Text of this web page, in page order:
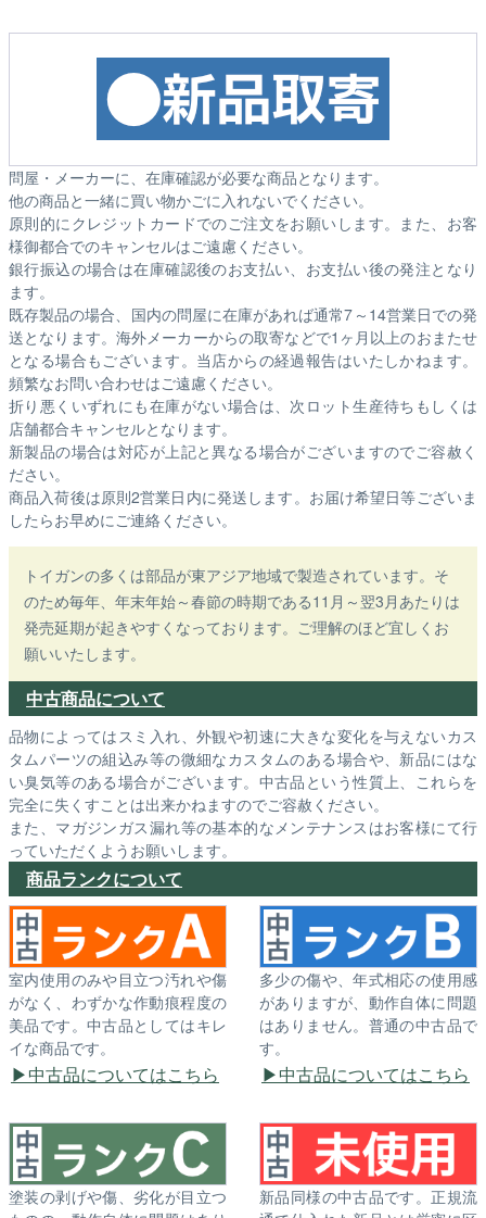
問屋・メーカーに、在庫確認が必要な商品となります。
他の商品と一緒に買い物かごに入れないでください。
原則的にクレジットカードでのご注文をお願いします。また、お客
様御都合でのキャンセルはご遠慮ください。
銀行振込の場合は在庫確認後のお支払い、お支払い後の発注となり
ます。
既存製品の場合、国内の問屋に在庫があれば通常7～14営業日での発
送となります。海外メーカーからの取寄などで1ヶ月以上のおまたせ
となる場合もございます。 当店からの経過報告はいたしかねます。
頻繁なお問い合わせはご遠慮ください。
折り悪くいずれにも在庫がない場合は、次ロット生産待ちもしくは
店舗都合キャンセルとなります。
新製品の場合は対応が上記と異なる場合がございますのでご容赦く
ださい。
商品入荷後は原則2営業日内に発送します。お届け希望日等ございま
したらお早めにご連絡ください。
トイガンの多くは部品が東アジア地域で製造されています。そ
のため毎年、年末年始～春節の時期である11月～翌3月あたりは
発売延期が起きやすくなっております。ご理解のほど宜しくお
願いいたします。
中古商品について
品物によってはスミ入れ、外観や初速に大きな変化を与えないカス
タムパーツの組込み等の微細なカスタムのある場合や、新品にはな
い臭気等のある場合がございます。中古品という性質上、これらを
完全に失くすことは出来かねますのでご容赦ください。
また、マガジンガス漏れ等の基本的なメンテナンスはお客様にて行
っていただくようお願いします。
商品ランクについて
室内使用のみや目立つ汚れや傷
がなく、わずかな作動痕程度の
美品です。中古品としてはキレ
イな商品です。
中古品についてはこちら
多少の傷や、年式相応の使用感
がありますが、動作自体に問題
はありません。普通の中古品で
す。
中古品についてはこちら
塗装の剥げや傷、劣化が目立つ
新品同様の中古品です。正規流